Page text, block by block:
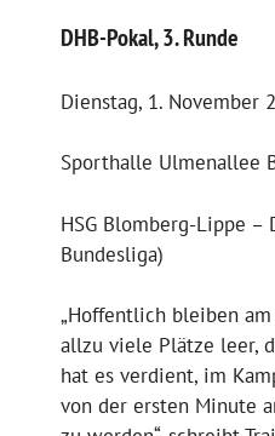
DHB-Pokal, 3. Runde
Dienstag, 1. November
Sporthalle Ulmenallee
HSG Blomberg-Lippe –
Bundesliga)
„Hoffentlich bleiben
allzu viele Plätze leer,
hat es verdient, im
von der ersten Minute